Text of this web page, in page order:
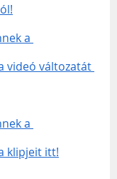
a
videó változatát
a
klipjeit itt!